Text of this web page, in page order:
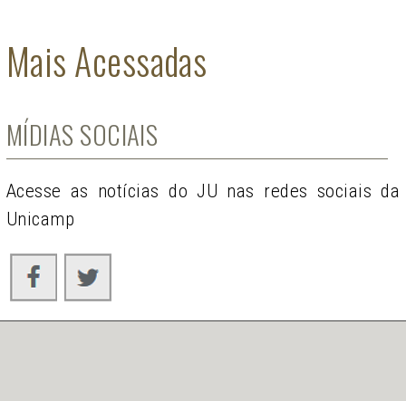
Mais Acessadas
MÍDIAS SOCIAIS
Acesse as notícias do JU nas redes sociais da
Unicamp